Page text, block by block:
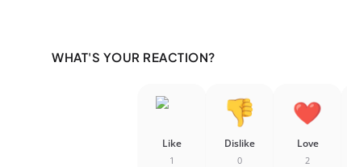
WHAT'S YOUR REACTION?
Like
1
Dislike
0
Love
2